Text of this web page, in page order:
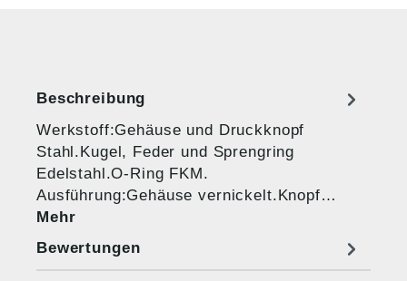
Beschreibung
Werkstoff:Gehäuse und Druckknopf
Stahl.Kugel, Feder und Sprengring
Edelstahl.O-Ring FKM.
Ausführung:Gehäuse vernickelt.Knopf…
Mehr
Bewertungen